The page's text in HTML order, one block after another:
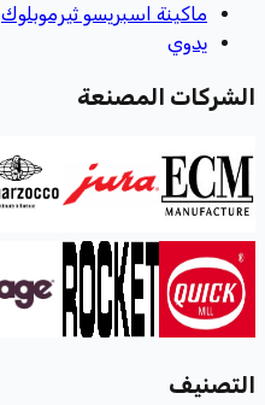
ماكينة اسبريسو ثيرموبلوك
يدوي
الشركات المصنعة
التصنيف